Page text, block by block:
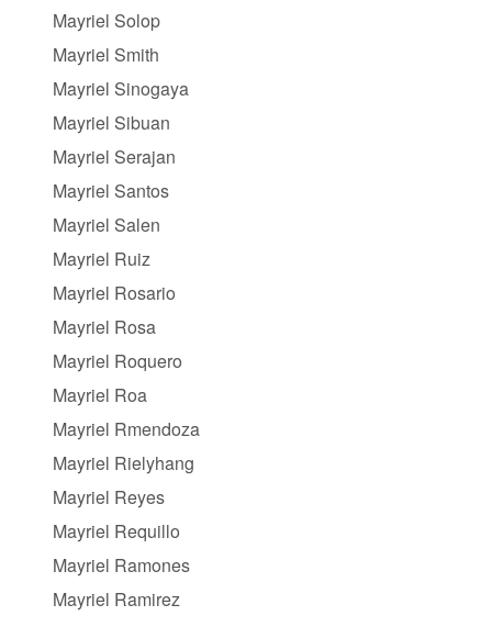
Mayriel Solop
Mayriel Smith
Mayriel Sinogaya
Mayriel Sibuan
Mayriel Serajan
Mayriel Santos
Mayriel Salen
Mayriel Ruiz
Mayriel Rosario
Mayriel Rosa
Mayriel Roquero
Mayriel Roa
Mayriel Rmendoza
Mayriel Rielyhang
Mayriel Reyes
Mayriel Requillo
Mayriel Ramones
Mayriel Ramirez